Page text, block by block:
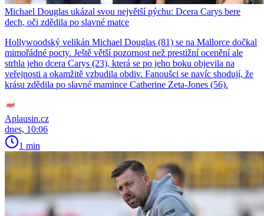
Michael Douglas ukázal svou největší pýchu: Dcera Carys bere
dech, oči zdědila po slavné matce
Hollywoodský velikán Michael Douglas (81) se na Mallorce dočkal
mimořádné pocty. Ještě větší pozornost než prestižní ocenění ale
strhla jeho dcera Carys (23), která se po jeho boku objevila na
veřejnosti a okamžitě vzbudila obdiv. Fanoušci se navíc shodují, že
krásu zdědila po slavné mamince Catherine Zeta-Jones (56).
Aplausin.cz
dnes, 10:06
1 min